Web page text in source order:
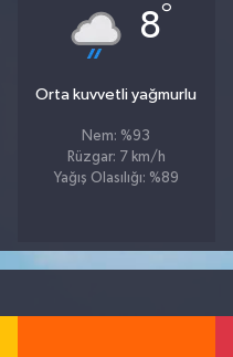
8°
Orta kuvvetli yağmurlu
Nem: %93
Rüzgar: 7 km/h
Yağış Olasılığı: %89